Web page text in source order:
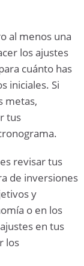
al menos una
los ajustes
cuánto has
iniciales. Si
metas,
tus
revisar tus
de inversiones
y
o en los
en tus
los